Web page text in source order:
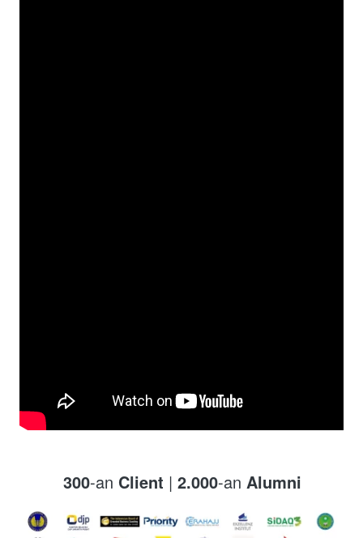
300-an Client | 2.000-an Alumni